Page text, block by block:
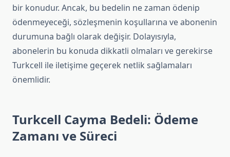
bir konudur. Ancak, bu bedelin ne zaman ödenip
ödenmeyeceği, sözleşmenin koşullarına ve abonenin
durumuna bağlı olarak değişir. Dolayısıyla,
abonelerin bu konuda dikkatli olmaları ve gerekirse
Turkcell ile iletişime geçerek netlik sağlamaları
önemlidir.
Turkcell Cayma Bedeli: Ödeme
Zamanı ve Süreci